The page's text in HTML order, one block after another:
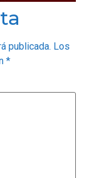
publicada. Los
*